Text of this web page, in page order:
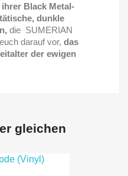
Black Metal-
dunkle
die SUMERIAN
darauf vor, das
der ewigen
gleichen